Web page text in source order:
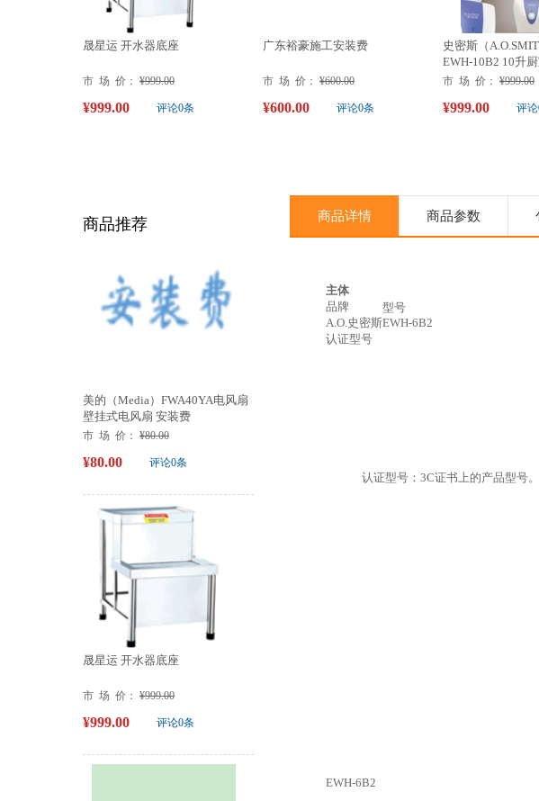
晟星运 开水器底座
市 场 价： ¥999.00
评论0条
¥999.00
广东裕豪施工安装费
市 场 价： ¥600.00
评论0条
¥600.00
史密斯（
EWH-10B2 10升
市 场 价： ¥999.00
评
¥999.00
商品推荐
美的（Media）FWA40YA电风扇
壁挂式电风扇 安装费
市 场 价： ¥80.00
评论0条
¥80.00
晟星运 开水器底座
市 场 价： ¥999.00
评论0条
¥999.00
商品详情 商品参数
主体
品牌
A.O.史密斯
型号
EWH-6B2
认证型号
认证型号：3C证书上的产品型号。
EWH-6B2